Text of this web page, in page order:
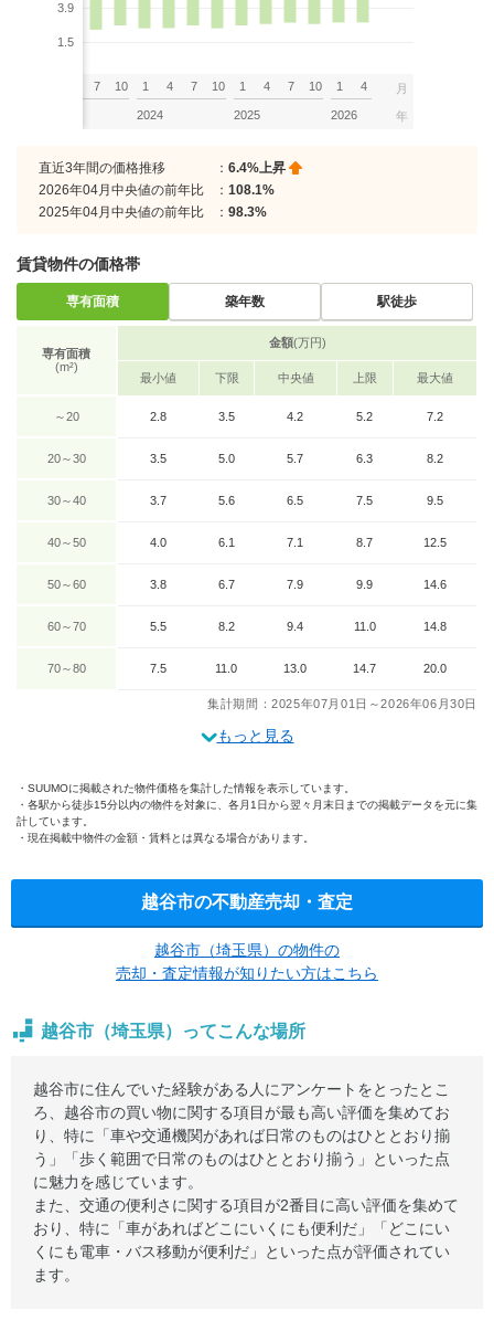
3.9
1.5
7 10 1 4 7 10
2024
1 4 7 10
2025
1 4
2026
月
年
直近3年間の価格推移 ： 6.4%上昇
2026年04月中央値の前年比
： 108.1%
2025年04月中央値の前年比
： 98.3%
賃貸物件の価格帯
専有面積 築年数 駅徒歩
専有面積
(m²)
金額(万円)
最小値 下限 中央値 上限 最大値
～20 2.8 3.5 4.2 5.2 7.2
20～30 3.5 5.0 5.7 6.3 8.2
30～40 3.7 5.6 6.5 7.5 9.5
40～50 4.0 6.1 7.1 8.7 12.5
50～60 3.8 6.7 7.9 9.9 14.6
60～70 5.5 8.2 9.4 11.0 14.8
70～80 7.5 11.0 13.0 14.7 20.0
集計期間：2025年07月01日～2026年06月30日
もっと見る
SUUMOに掲載された物件価格を集計した情報を表示しています。
各駅から徒歩15分以内の物件を対象に、各月1日から翌々月末日までの掲載データを元に集
計しています。
現在掲載中物件の金額・賃料とは異なる場合があります。
越谷市の不動産売却・査定
越谷市（埼玉県）の物件の
売却・査定情報が知りたい方はこちら
越谷市（埼玉県）ってこんな場所
越谷市に住んでいた経験がある人にアンケートをとったとこ
ろ、越谷市の買い物に関する項目が最も高い評価を集めてお
り、特に「車や交通機関があれば日常のものはひととおり揃
う」「歩く範囲で日常のものはひととおり揃う」といった点
に魅力を感じています。
また、交通の便利さに関する項目が2番目に高い評価を集めて
おり、特に「車があればどこにいくにも便利だ」「どこにい
くにも電車・バス移動が便利だ」といった点が評価されてい
ます。